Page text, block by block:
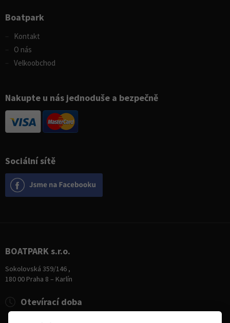
Sociální sítě
Boatpark
Kontakt
O nás
Velkoobchod
Nakupte u nás jednoduše a bezpečně
BOATPARK s.r.o.
Sokolovská 359/146 ,
180 00 Praha 8 – Karlín
Otevírací doba